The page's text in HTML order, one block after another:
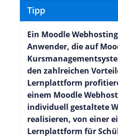
Tipp
Ein Moodle
Anwender, die auf
den zahlreichen
Lernplattform
einem Moodle
individuell gestaltete
realisieren, von einer
Lernplattform für